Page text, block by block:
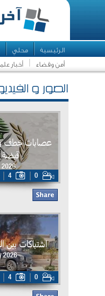
الرئيسية محلي
أمن وقضاء
أخبار
الصور و
عصابات خطف
قبضة
2026
4 0
اشتباكات بين
2026
4 0